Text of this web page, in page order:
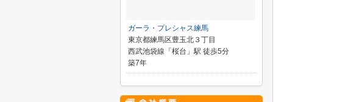
ガーラ・プレシャス練馬
東京都練馬区豊玉北３丁目
西武池袋線「桜台」駅 徒歩5分
築7年